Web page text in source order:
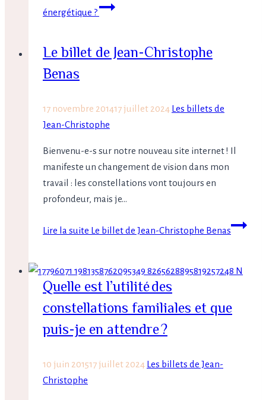
énergétique ?
Le billet de Jean-Christophe
Benas
17 novembre 201417 juillet 2024 Les billets de
Jean-Christophe
Bienvenu-e-s sur notre nouveau site internet ! Il
manifeste un changement de vision dans mon
travail : les constellations vont toujours en
profondeur, mais je…
Lire la suite Le billet de Jean-Christophe Benas
Quelle est l’utilité des
constellations familiales et que
puis-je en attendre ?
10 juin 201517 juillet 2024 Les billets de Jean-
Christophe